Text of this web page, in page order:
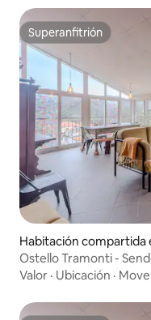
Superanfitrión
Superanfitrión
Habitación compartida
Ostello Tramonti -
Valor · Ubicación ·